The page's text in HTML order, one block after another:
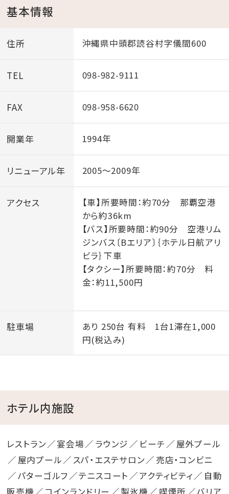
【変更後】チェックアウト 午前11：00まで
※変更に関しましては、2024年12月5日以降の予約分
適用といたします。
前のお時間で対応させていただきます。
ウトのお時間が午前11：00と
クアウトに関しましては、
午後12：00までとなります。
※チェックアウト時間指定の宿泊プランについては各プ
ランの指定時間を優先させていただきます。
基本情報
住所 沖縄県中頭郡読谷村字儀間600
TEL 098-982-9111
FAX 098-958-6620
開業年 1994年
リニューアル年 2005～2009年
アクセス
【車】所要時間：約70分 那覇空港
から約36km
【バス】所要時間：約90分 空港リム
ジンバス〔Bエリア〕｛ホテル日航アリ
ビラ｝下車
【タクシー】所要時間：約70分 料
金：約11,500円
駐車場
あり 250台 有料 1台1滞在1,000
円(税込み)
ホテル内施設
レストラン 宴会場 ラウンジ ビーチ
屋外プール
屋内プール
スパ・エステサロン
売店・コンビニ
パターゴルフ
テニスコート アクティビティ
自動
販売機
コインランドリー 製氷機 喫煙所 バリア